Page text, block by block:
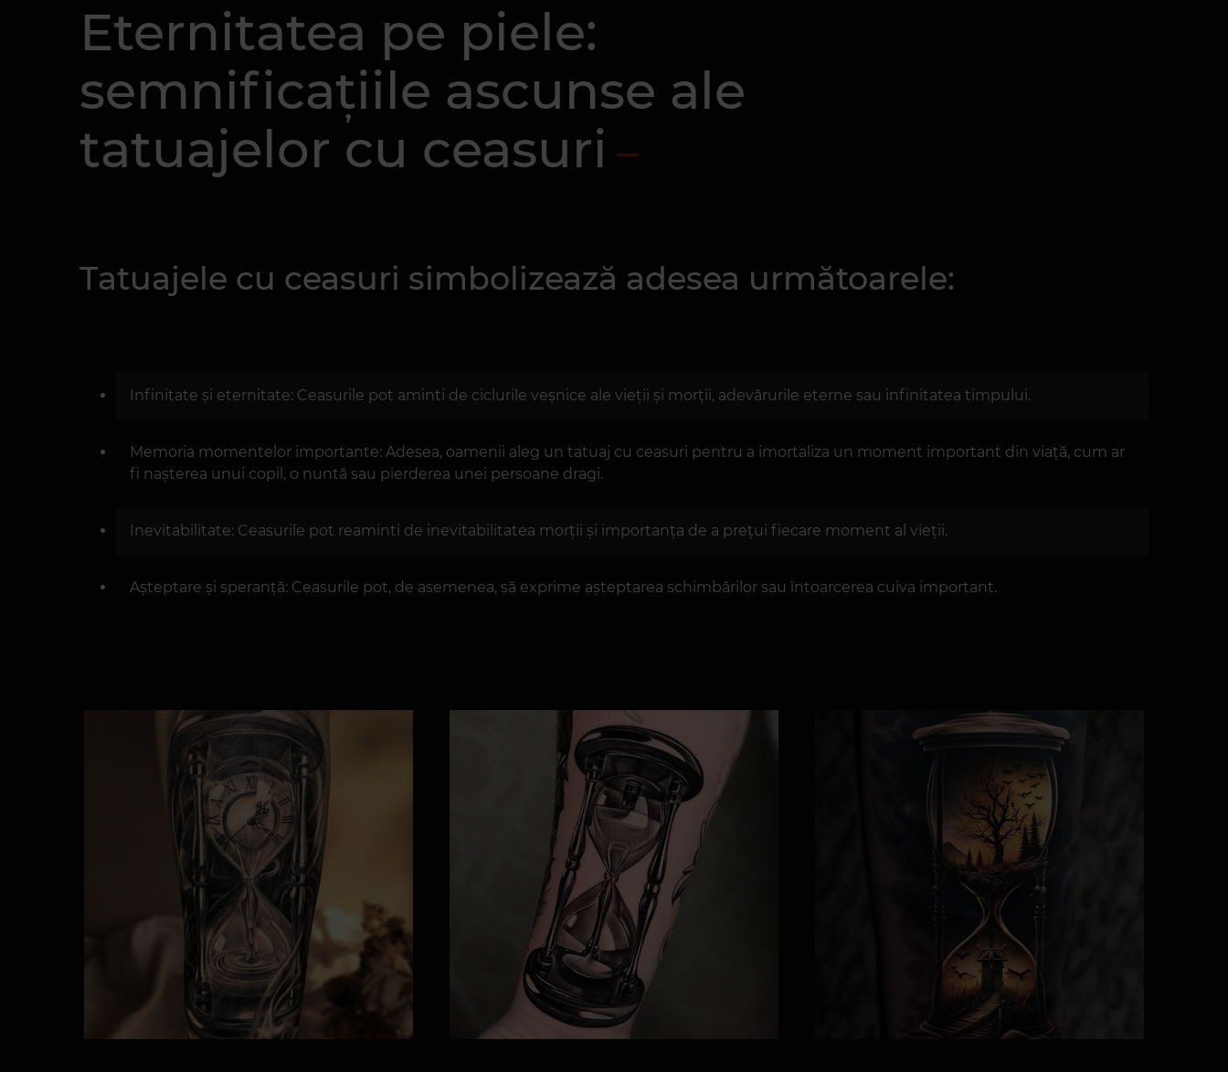
Eternitatea pe piele:
semnificațiile ascunse ale
tatuajelor cu ceasuri
Tatuajele cu ceasuri simbolizează adesea următoarele:
Infinitate și eternitate: Ceasurile pot aminti de ciclurile veșnice ale vieții și morții, adevărurile eterne sau infinitatea timpului.
Memoria momentelor importante: Adesea, oamenii aleg un tatuaj cu ceasuri pentru a imortaliza un moment important din viață, cum ar
fi nașterea unui copil, o nuntă sau pierderea unei persoane dragi.
Inevitabilitate: Ceasurile pot reaminti de inevitabilitatea morții și importanța de a prețui fiecare moment al vieții.
Așteptare și speranță: Ceasurile pot, de asemenea, să exprime așteptarea schimbărilor sau întoarcerea cuiva important.